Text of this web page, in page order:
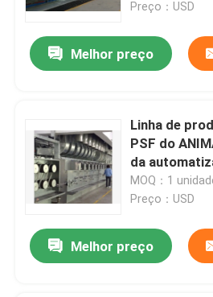
Casa
Preço：USD
Melhor preço
Linha de
PSF do
da
MOQ：1
Preço：USD
Melhor preço